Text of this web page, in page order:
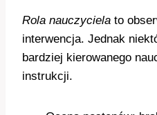
Rola nauczyciela to
interwencja. Jednak
bardziej kierowanego
instrukcji.